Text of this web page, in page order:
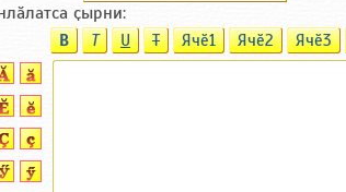
ҫырни:
B T U T Ячӗ1 Ячӗ2 Ячӗ3